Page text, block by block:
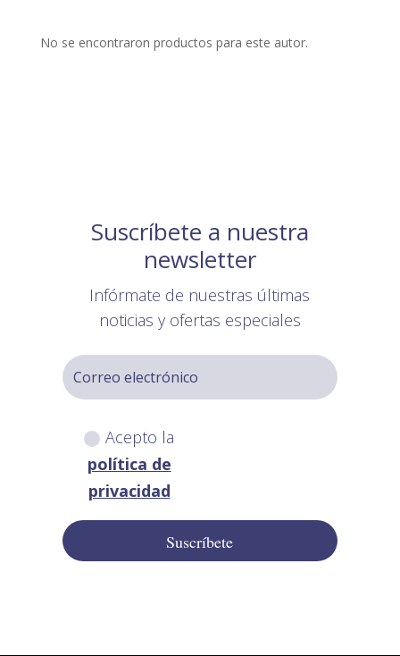
No se encontraron productos para este autor.
Suscríbete a nuestra
newsletter
Infórmate de nuestras últimas
noticias y ofertas especiales
Acepto la
política de
privacidad
Suscríbete